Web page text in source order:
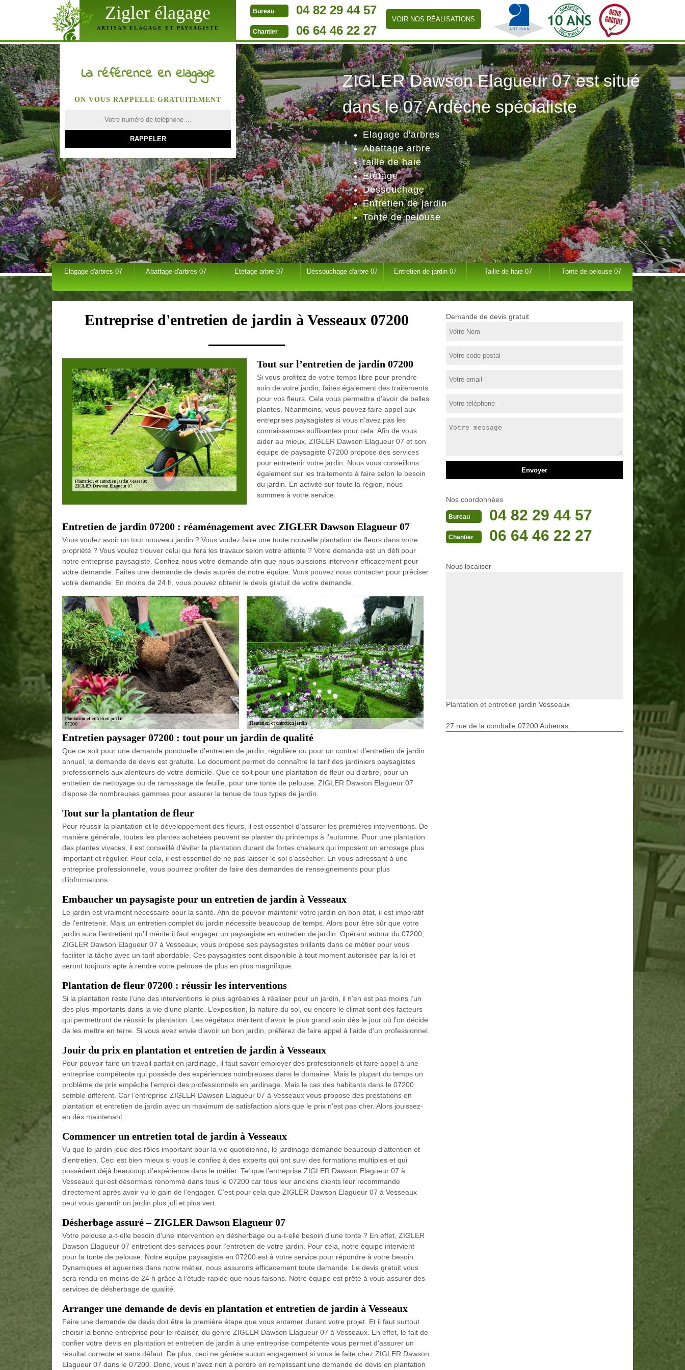
Zigler élagage
ARTISAN ELAGAGE ET PAYSAGISTE
Bureau 04 82 29 44 57
Chantier 06 64 46 22 27
VOIR NOS RÉALISATIONS
ZIGLER Dawson Elagueur 07 est situé
dans le 07 Ardèche spécialiste
Elagage d'arbres
Abattage arbre
taille de haie
Etêtage
Déssouchage
Entretien de jardin
Tonte de pelouse
La référence en elagage
ON VOUS RAPPELLE GRATUITEMENT
Elagage d'arbres 07 Abattage d'arbres 07 Etetage arbre 07 Déssouchage d'arbre 07 Entretien de jardin 07 Taille de haie 07 Tonte de pelouse 07
Entreprise d'entretien de jardin à Vesseaux 07200
Tout sur l’entretien de jardin 07200
Si vous profitez de votre temps libre pour prendre
soin de votre jardin, faites également des traitements
pour vos fleurs. Cela vous permettra d’avoir de belles
plantes. Néanmoins, vous pouvez faire appel aux
entreprises paysagistes si vous n’avez pas les
connaissances suffisantes pour cela. Afin de vous
aider au mieux, ZIGLER Dawson Elagueur 07 et son
équipe de paysagiste 07200 propose des services
pour entretenir votre jardin. Nous vous conseillons
également sur les traitements à faire selon le besoin
du jardin. En activité sur toute la région, nous
sommes à votre service.
Entretien de jardin 07200 : réaménagement avec ZIGLER Dawson Elagueur 07
Vous voulez avoir un tout nouveau jardin ? Vous voulez faire une toute nouvelle plantation de fleurs dans votre
propriété ? Vous voulez trouver celui qui fera les travaux selon votre attente ? Votre demande est un défi pour
notre entreprise paysagiste. Confiez-nous votre demande afin que nous puissions intervenir efficacement pour
votre demande. Faites une demande de devis auprès de notre équipe. Vous pouvez nous contacter pour préciser
votre demande. En moins de 24 h, vous pouvez obtenir le devis gratuit de votre demande.
Entretien paysager 07200 : tout pour un jardin de qualité
Que ce soit pour une demande ponctuelle d’entretien de jardin, régulière ou pour un contrat d’entretien de jardin
annuel, la demande de devis est gratuite. Le document permet de connaître le tarif des jardiniers paysagistes
professionnels aux alentours de votre domicile. Que ce soit pour une plantation de fleur ou d’arbre, pour un
entretien de nettoyage ou de ramassage de feuille, pour une tonte de pelouse, ZIGLER Dawson Elagueur 07
dispose de nombreuses gammes pour assurer la tenue de tous types de jardin.
Tout sur la plantation de fleur
Pour réussir la plantation et le développement des fleurs, il est essentiel d’assurer les premières interventions. De
manière générale, toutes les plantes achetées peuvent se planter du printemps à l’automne. Pour une plantation
des plantes vivaces, il est conseillé d’éviter la plantation durant de fortes chaleurs qui imposent un arrosage plus
important et régulier. Pour cela, il est essentiel de ne pas laisser le sol s’assécher. En vous adressant à une
entreprise professionnelle, vous pourrez profiter de faire des demandes de renseignements pour plus
d’informations.
Embaucher un paysagiste pour un entretien de jardin à Vesseaux
Le jardin est vraiment nécessaire pour la santé. Afin de pouvoir maintenir votre jardin en bon état, il est impératif
de l’entretenir. Mais un entretien complet du jardin nécessite beaucoup de temps. Alors pour être sûr que votre
jardin aura l’entretient qu’il mérite il faut engager un paysagiste en entretien de jardin. Opérant autour du 07200,
ZIGLER Dawson Elagueur 07 à Vesseaux, vous propose ses paysagistes brillants dans ce métier pour vous
faciliter la tâche avec un tarif abordable. Ces paysagistes sont disponible à tout moment autorisée par la loi et
seront toujours apte à rendre votre pelouse de plus en plus magnifique.
Plantation de fleur 07200 : réussir les interventions
Si la plantation reste l’une des interventions le plus agréables à réaliser pour un jardin, il n’en est pas moins l’un
des plus importants dans la vie d’une plante. L’exposition, la nature du sol, ou encore le climat sont des facteurs
qui permettront de réussir la plantation. Les végétaux méritent d’avoir le plus grand soin dès le jour où l’on décide
de les mettre en terre. Si vous avez envie d’avoir un bon jardin, préférez de faire appel à l’aide d’un professionnel.
Jouir du prix en plantation et entretien de jardin à Vesseaux
Pour pouvoir faire un travail parfait en jardinage, il faut savoir employer des professionnels et faire appel à une
entreprise compétente qui possède des expériences nombreuses dans le domaine. Mais la plupart du temps un
problème de prix empêche l’emploi des professionnels en jardinage. Mais le cas des habitants dans le 07200
semble différent. Car l’entreprise ZIGLER Dawson Elagueur 07 à Vesseaux vous propose des prestations en
plantation et entretien de jardin avec un maximum de satisfaction alors que le prix n’est pas cher. Alors jouissez-
en dès maintenant.
Commencer un entretien total de jardin à Vesseaux
Vu que le jardin joue des rôles important pour la vie quotidienne, le jardinage demande beaucoup d’attention et
d’entretien. Ceci est bien mieux si vous le confiez à des experts qui ont suivi des formations multiples et qui
possèdent déjà beaucoup d’expérience dans le métier. Tel que l’entreprise ZIGLER Dawson Elagueur 07 à
Vesseaux qui est désormais renommé dans tous le 07200 car tous leur anciens clients leur recommande
directement après avoir vu le gain de l’engager. C’est pour cela que ZIGLER Dawson Elagueur 07 à Vesseaux
peut vous garantir un jardin plus joli et plus vert.
Désherbage assuré – ZIGLER Dawson Elagueur 07
Votre pelouse a-t-elle besoin d’une intervention en désherbage ou a-t-elle besoin d’une tonte ? En effet, ZIGLER
Dawson Elagueur 07 entretient des services pour l’entretien de votre jardin. Pour cela, notre équipe intervient
pour la tonte de pelouse. Notre équipe paysagiste en 07200 est à votre service pour répondre à votre besoin.
Dynamiques et aguerries dans notre métier, nous assurons efficacement toute demande. Le devis gratuit vous
sera rendu en moins de 24 h grâce à l’étude rapide que nous faisons. Notre équipe est prête à vous assurer des
services de désherbage de qualité.
Arranger une demande de devis en plantation et entretien de jardin à Vesseaux
Faire une demande de devis doit être la première étape que vous entamer durant votre projet. Et il faut surtout
choisir la bonne entreprise pour le réaliser, du genre ZIGLER Dawson Elagueur 07 à Vesseaux. En effet, le fait de
confier votre devis en plantation et entretien de jardin à une entreprise compétente vous permet d’assurer un
résultat correcte et sans défaut. De plus, ceci ne génère aucun engagement si vous le faite chez ZIGLER Dawson
Elagueur 07 dans le 07200. Donc, vous n’avez rien à perdre en remplissant une demande de devis en plantation
Demande de devis gratuit
Nos coordonnées
Bureau 04 82 29 44 57
Chantier 06 64 46 22 27
Nous localiser
Plantation et entretien jardin Vesseaux
27 rue de la comballe 07200 Aubenas